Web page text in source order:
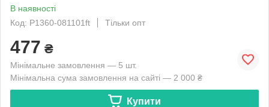
В наявності
Код: P1360-081101ft
Тільки опт
477 ₴
Мінімальне замовлення — 5 шт.
Мінімальна сума замовлення на сайті — 2 000 ₴
Купити